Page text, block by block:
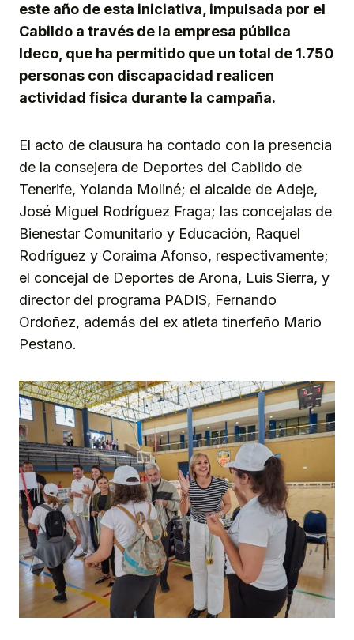
este año de esta iniciativa, impulsada por el
Cabildo a través de la empresa pública
Ideco, que ha permitido que un total de 1.750
personas con discapacidad realicen
actividad física durante la campaña.
El acto de clausura ha contado con la presencia
de la consejera de Deportes del Cabildo de
Tenerife, Yolanda Moliné; el alcalde de Adeje,
José Miguel Rodríguez Fraga; las concejalas de
Bienestar Comunitario y Educación, Raquel
Rodríguez y Coraima Afonso, respectivamente;
el concejal de Deportes de Arona, Luis Sierra, y
director del programa PADIS, Fernando
Ordoñez, además del ex atleta tinerfeño Mario
Pestano.